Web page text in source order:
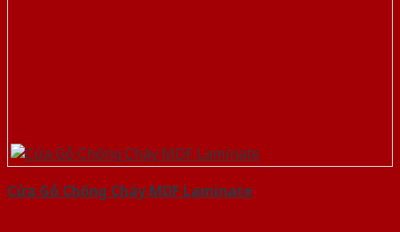
Cửa Gỗ Chống Cháy MDF Laminate